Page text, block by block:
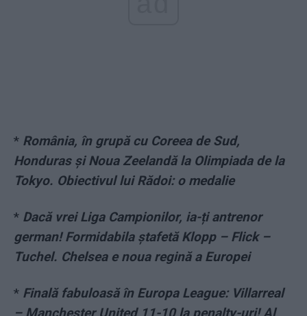
* România, în grupă cu Coreea de Sud,
Honduras și Noua Zeelandă la Olimpiada de la
Tokyo. Obiectivul lui Rădoi: o medalie
* Dacă vrei Liga Campionilor, ia-ți antrenor
german! Formidabila ștafetă Klopp – Flick –
Tuchel. Chelsea e noua regină a Europei
* Finală fabuloasă în Europa League: Villarreal